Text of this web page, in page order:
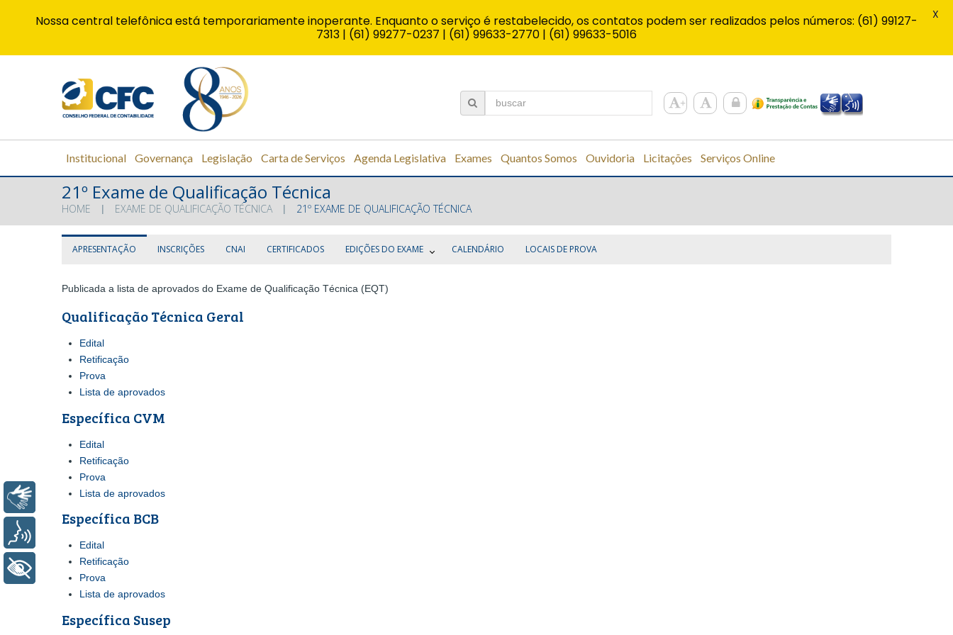
Institucional Governança Legislação Carta de Serviços Agenda Legislativa Exames Quantos Somos Ouvidoria Licitações Serviços Online
21º Exame de Qualificação Técnica
HOME EXAME DE QUALIFICAÇÃO TÉCNICA 21º EXAME DE QUALIFICAÇÃO TÉCNICA
APRESENTAÇÃO INSCRIÇÕES CNAI CERTIFICADOS EDIÇÕES DO EXAME CALENDÁRIO LOCAIS DE PROVA
Publicada a lista de aprovados do Exame de Qualificação Técnica (EQT)
Qualificação Técnica Geral
Edital
Retificação
Prova
Lista de aprovados
Específica CVM
Edital
Retificação
Prova
Lista de aprovados
Específica BCB
Edital
Retificação
Prova
Lista de aprovados
Específica Susep
Nossa central telefônica está temporariamente inoperante. Enquanto o serviço é restabelecido, os contatos podem ser realizados pelos números: (61) 99127-
7313 | (61) 99277-0237 | (61) 99633-2770 | (61) 99633-5016
X
Libras
+ Acessibilidade